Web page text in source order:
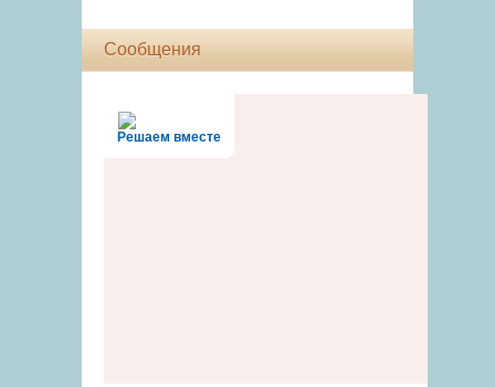
Сообщения
Решаем вместе